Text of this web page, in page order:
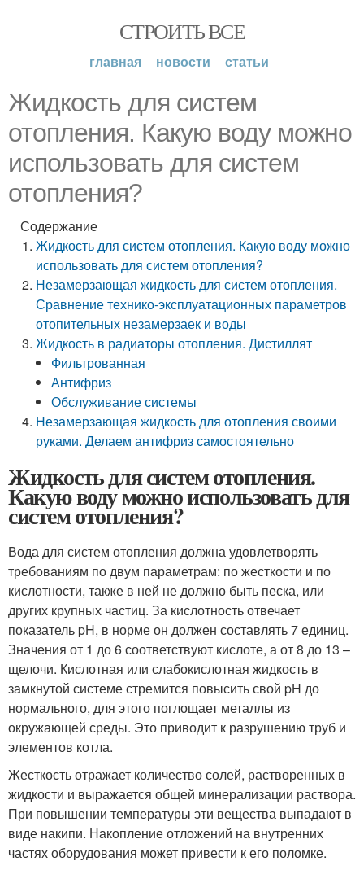
СТРОИТЬ ВСЕ
главная новости статьи
Жидкость для систем
отопления. Какую воду можно
использовать для систем
отопления?
Содержание
Жидкость для систем отопления. Какую воду можно
использовать для систем отопления?
Незамерзающая жидкость для систем отопления.
Сравнение технико-эксплуатационных параметров
отопительных незамерзаек и воды
Жидкость в радиаторы отопления. Дистиллят
Фильтрованная
Антифриз
Обслуживание системы
Незамерзающая жидкость для отопления своими
руками. Делаем антифриз самостоятельно
Жидкость для систем отопления.
Какую воду можно использовать для
систем отопления?
Вода для систем отопления должна удовлетворять
требованиям по двум параметрам: по жесткости и по
кислотности, также в ней не должно быть песка, или
других крупных частиц. За кислотность отвечает
показатель pH, в норме он должен составлять 7 единиц.
Значения от 1 до 6 соответствуют кислоте, а от 8 до 13 –
щелочи. Кислотная или слабокислотная жидкость в
замкнутой системе стремится повысить свой pH до
нормального, для этого поглощает металлы из
окружающей среды. Это приводит к разрушению труб и
элементов котла.
Жесткость отражает количество солей, растворенных в
жидкости и выражается общей минерализации раствора.
При повышении температуры эти вещества выпадают в
виде накипи. Накопление отложений на внутренних
частях оборудования может привести к его поломке.